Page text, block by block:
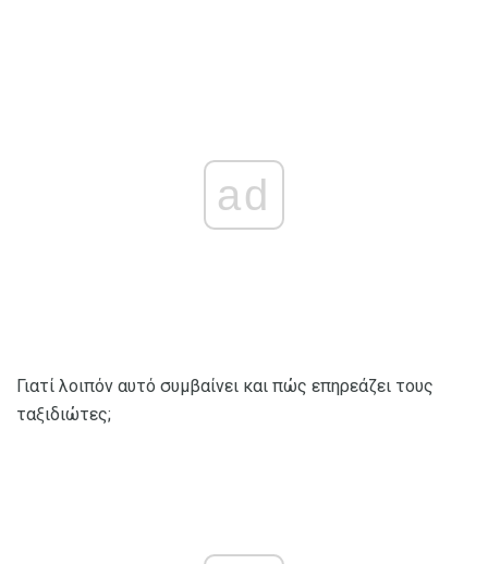
ad
Γιατί λοιπόν αυτό συμβαίνει και πώς επηρεάζει τους
ταξιδιώτες;